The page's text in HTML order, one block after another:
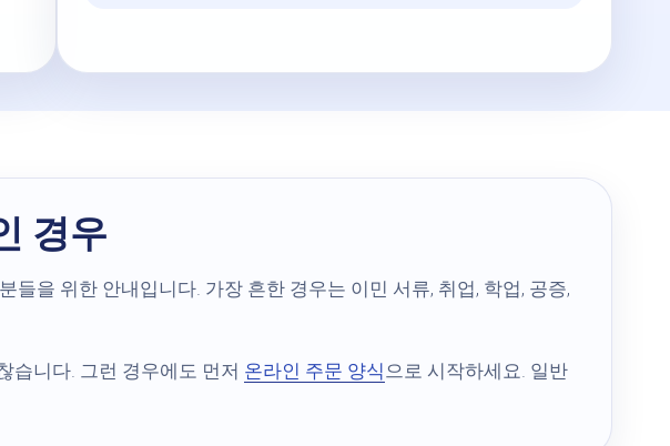
경우
을 위한 안내입니다. 가장 흔한 경우는 이민 서류, 취업, 학업, 공증,
습니다. 그런 경우에도 먼저 온라인 주문 양식으로 시작하세요. 일반